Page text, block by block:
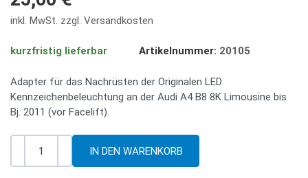
inkl. MwSt. zzgl. Versandkosten
kurzfristig lieferbar Artikelnummer: 20105
Adapter für das Nachrüsten der Originalen LED
Kennzeichenbeleuchtung an der Audi A4 B8 8K Limousine bis
Bj. 2011 (vor Facelift).